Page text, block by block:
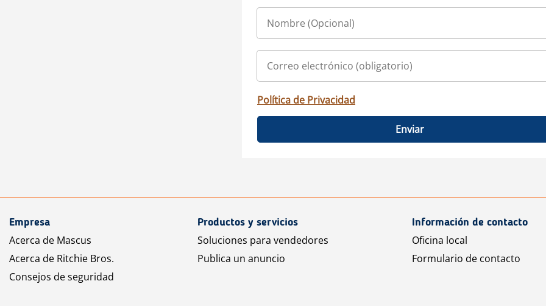
Política de Privacidad
Enviar
Empresa
Acerca de Mascus
Acerca de Ritchie Bros.
Consejos de seguridad
Productos y servicios
Soluciones para vendedores
Publica un anuncio
Información de contacto
Oficina local
Formulario de contacto